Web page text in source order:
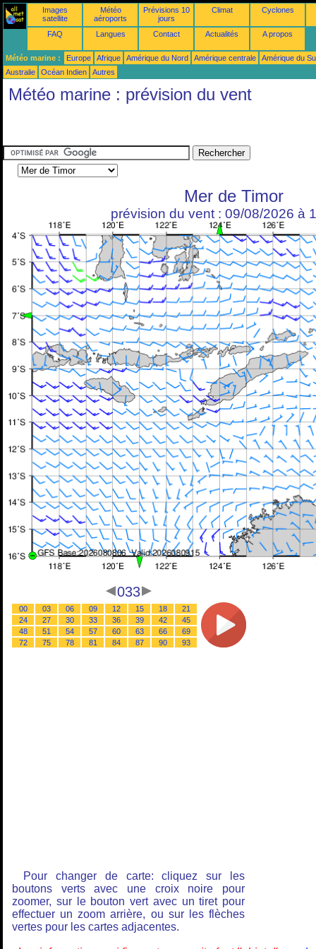
Images
satellite
Météo
aéroports
Prévisions 10
jours
Climat Cyclones
FAQ Langues Contact Actualités A propos
Météo marine : Europe Afrique Amérique du Nord Amérique centrale
Amérique du
Australie
Océan Indien Autres
Météo marine : prévision du vent
Mer de Timor
prévision du vent : 09/08/2026 à
033
00 03 06 09 12 15 18
21
24
27 30 33 36 39 42
45
48
51 54 57 60 63 66
69
72
75 78 81 84 87 90 93
Pour changer de carte: cliquez sur les
boutons verts avec une croix noire pour
zoomer, sur le bouton vert avec un tiret pour
effectuer un zoom arrière, ou sur les flèches
vertes pour les cartes adjacentes.